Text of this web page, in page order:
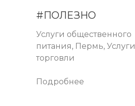
#ПОЛЕЗНО
Услуги общественного
питания, Пермь, Услуги
торговли
Подробнее